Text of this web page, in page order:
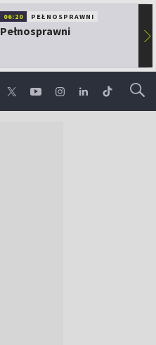
06:20 PEŁNOSPRAWNI
Pełnosprawni ▶